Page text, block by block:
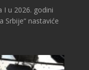
I u 2026. godini
Srbije“ nastaviće